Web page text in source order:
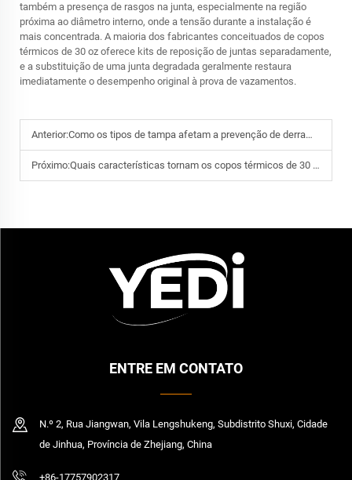
também a presença de rasgos na junta, especialmente na região
próxima ao diâmetro interno, onde a tensão durante a instalação é
mais concentrada. A maioria dos fabricantes conceituados de copos
térmicos de 30 oz oferece kits de reposição de juntas separadamente,
e a substituição de uma junta degradada geralmente restaura
imediatamente o desempenho original à prova de vazamentos.
Anterior:Como os tipos de tampa afetam a prevenção de derramamentos em copos térmicos de 20 oz
Próximo:Quais características tornam os copos térmicos de 30 oz adequados para viagens ou ambientes de escritório
ENTRE EM CONTATO
N.º 2, Rua Jiangwan, Vila Lengshukeng, Subdistrito Shuxi, Cidade
de Jinhua, Província de Zhejiang, China
+86-17757902317